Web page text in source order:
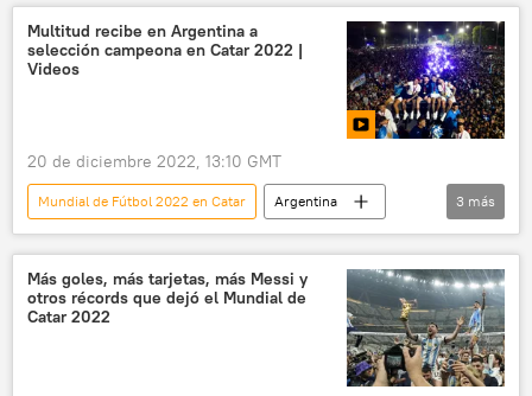
Multitud recibe en Argentina a
selección campeona en Catar 2022 |
Videos
20 de diciembre 2022, 13:10 GMT
Mundial de Fútbol 2022 en Catar
Argentina
⚽ Deportes
Catar fútbol
3 más
Más goles, más tarjetas, más Messi y
otros récords que dejó el Mundial de
Catar 2022